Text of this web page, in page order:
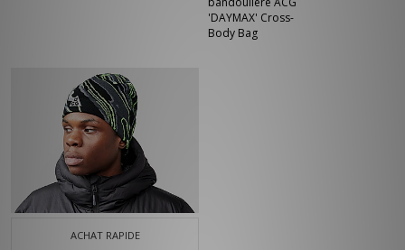
'DAYMAX' Cross-
Body Bag
ACHAT RAPIDE